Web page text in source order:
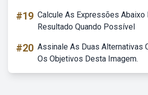
#19 Calcule As Expressões Abaixo
Resultado Quando Possível
#20 Assinale As Duas Alternativas
Os Objetivos Desta Imagem.